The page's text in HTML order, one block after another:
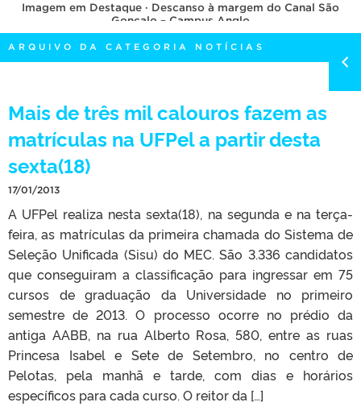
OUVIDORIA
PORTARIAS
TELEFONES
Imagem em Destaque · Descanso à margem do Canal São
Gonçalo – Campus Anglo
ARQUIVO DA CATEGORIA NOTÍCIAS
Mais de três mil calouros fazem as
matrículas na UFPel a partir desta
sexta(18)
17/01/2013
A UFPel realiza nesta sexta(18), na segunda e na terça-
feira, as matrículas da primeira chamada do Sistema de
Seleção Unificada (Sisu) do MEC. São 3.336 candidatos
que conseguiram a classificação para ingressar em 75
cursos de graduação da Universidade no primeiro
semestre de 2013. O processo ocorre no prédio da
antiga AABB, na rua Alberto Rosa, 580, entre as ruas
Princesa Isabel e Sete de Setembro, no centro de
Pelotas, pela manhã e tarde, com dias e horários
específicos para cada curso. O reitor da […]